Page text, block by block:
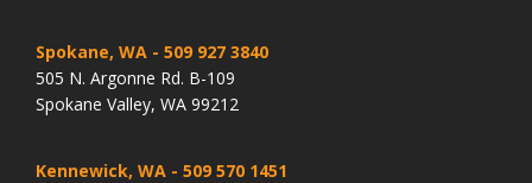
Spokane, WA - 509 927 3840
505 N. Argonne Rd. B-109
Spokane Valley, WA 99212
Kennewick, WA - 509 570 1451